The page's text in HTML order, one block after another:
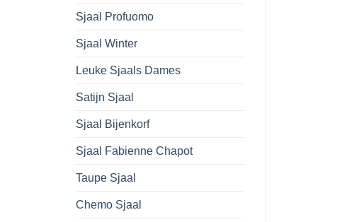
Sjaal Profuomo
Sjaal Winter
Leuke Sjaals Dames
Satijn Sjaal
Sjaal Bijenkorf
Sjaal Fabienne Chapot
Taupe Sjaal
Chemo Sjaal